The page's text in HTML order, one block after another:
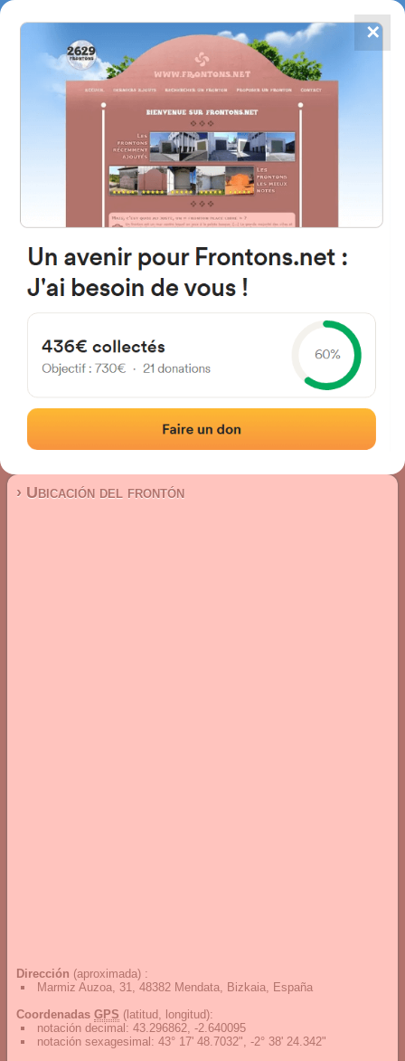
FRONTONS.NET
BUSCAR UN FRONTÓN
AÑADIR UN FRONTÓN
4784
frontones
48382 Mendata, Bizkaia
Marmiz Auzoa 31 España
Frontón de pared izquierda
Localización|Fotos|Comentarios y reseñas
› Ubicación del frontón
Dirección (aproximada) :
Marmiz Auzoa, 31, 48382 Mendata, Bizkaia, España
Coordenadas GPS (latitud, longitud):
notación decimal : 43.296862, -2.640095
notación sexagesimal : 43° 17' 48.7032", -2° 38' 24.342"
✕